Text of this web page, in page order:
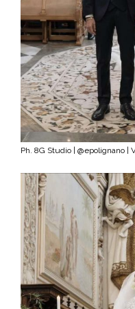
Ph. 8G Studio | @epolignano |